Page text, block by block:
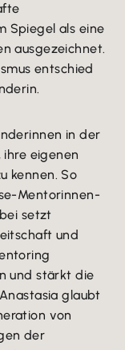
Spiegel als eine
ausgezeichnet.
entschied
in der
ihre eigenen
kennen. So
Mentorinnen-
setzt
und
und stärkt die
glaubt
von
der